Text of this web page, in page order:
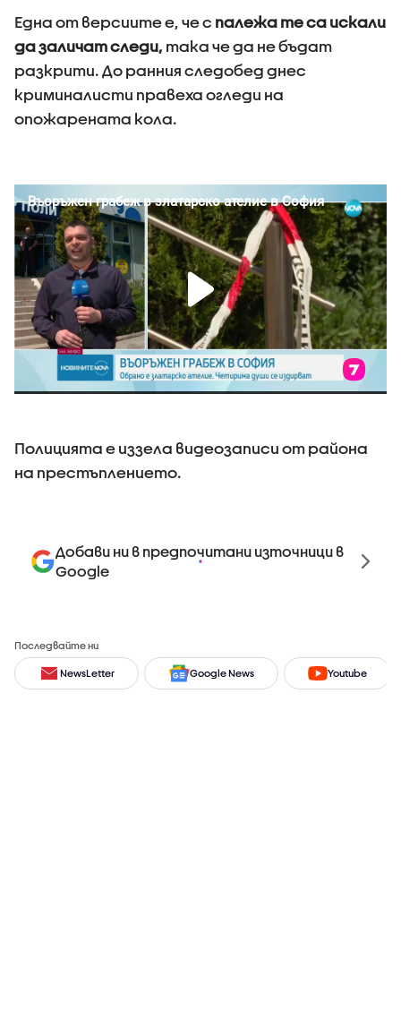
Една от версиите е, че с палежа те са искали
да заличат следи, така че да не бъдат
разкрити. До ранния следобед днес
криминалисти правеха огледи на
опожарената кола.
Полицията е иззела видеозаписи от района
на престъплението.
Добави ни в предпочитани източници в
Google
Последвайте ни
NewsLetter Google News Youtube